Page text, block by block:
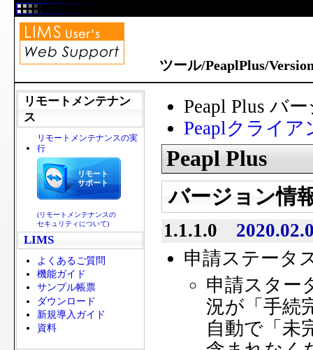
ツール/PeaplPlus/
リモートメンテナン
ス
リモートメンテナンスの実
行
リモート
サポート
(リモートメンテナンスの
セキュリティについて)
LIMS
よくあるご質問
機能ガイド
サンプル帳票
ダウンロード
新規導入ガイド
資料
Peapl Plus バ
Peaplクライ
Peapl Plus
バージョン情
1.1.1.0
申請ステータ
申請スター
況が「手続
自動で「未